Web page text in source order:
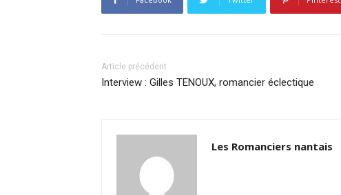
Article précédent
Interview : Gilles TENOUX, romancier éclectique
Les Romanciers nantais